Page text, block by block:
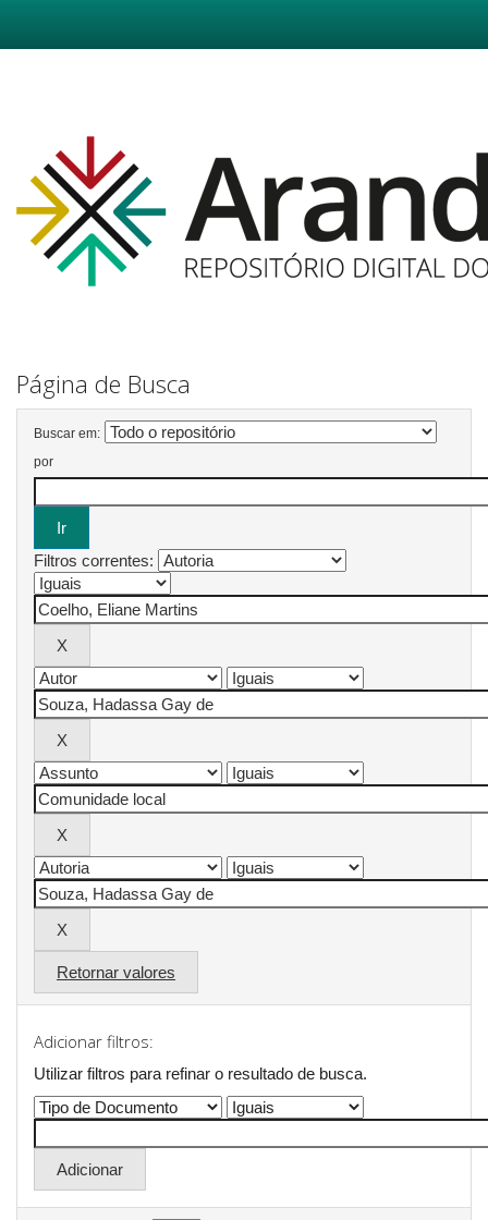
Página de Busca
Buscar em:
por
Filtros correntes:
Retornar valores
Adicionar filtros:
Utilizar filtros para refinar o resultado de busca.